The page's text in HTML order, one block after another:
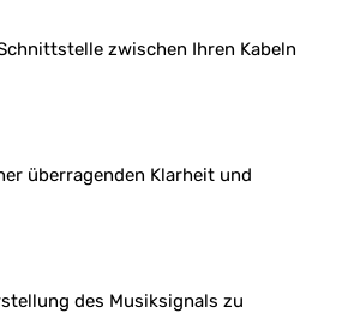
zwischen Ihren Kabeln
überragenden Klarheit und
des Musiksignals zu